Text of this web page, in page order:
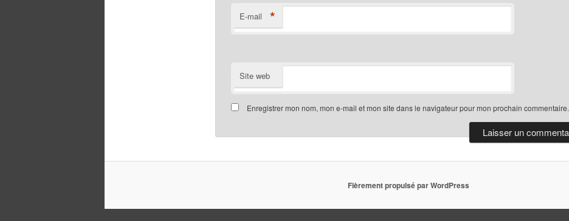
E-mail *
Site web
Enregistrer mon nom, mon e-mail et mon site dans le navigateur pour mon prochain commentaire.
Fièrement propulsé par WordPress